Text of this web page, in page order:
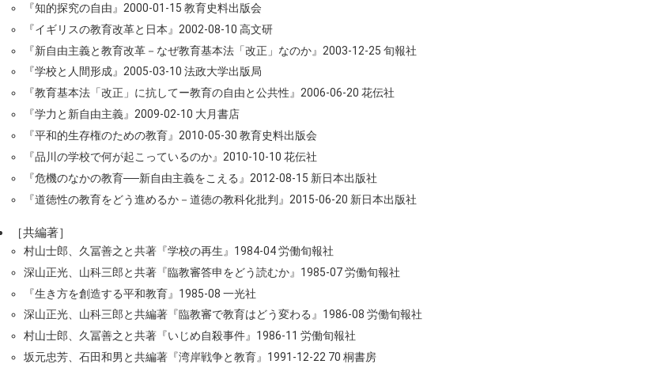
『知的探究の自由』2000-01-15 教育史料出版会
『イギリスの教育改革と日本』2002-08-10 高文研
『新自由主義と教育改革－なぜ教育基本法「改正」なのか』2003-12-25 旬報社
『学校と人間形成』2005-03-10 法政大学出版局
『教育基本法「改正」に抗してー教育の自由と公共性』2006-06-20 花伝社
『学力と新自由主義』2009-02-10 大月書店
『平和的生存権のための教育』2010-05-30 教育史料出版会
『品川の学校で何が起こっているのか』2010-10-10 花伝社
『危機のなかの教育──新自由主義をこえる』2012-08-15 新日本出版社
『道徳性の教育をどう進めるか－道徳の教科化批判』2015-06-20 新日本出版社
［共編著］
村山士郎、久冨善之と共著『学校の再生』1984-04 労働旬報社
深山正光、山科三郎と共著『臨教審答申をどう読むか』1985-07 労働旬報社
『生き方を創造する平和教育』1985-08 一光社
深山正光、山科三郎と共編著『臨教審で教育はどう変わる』1986-08 労働旬報社
村山士郎、久冨善之と共著『いじめ自殺事件』1986-11 労働旬報社
坂元忠芳、石田和男と共編著『湾岸戦争と教育』1991-12-22 70 桐書房